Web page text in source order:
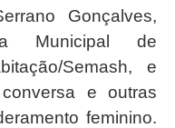
Gonçalves,
Municipal de
Semash, e
e outras
feminino.